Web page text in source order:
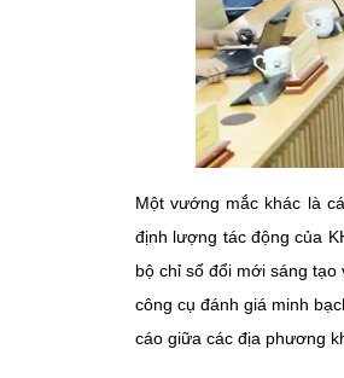
Một vướng mắc khác là
định lượng tác động của
bộ chỉ số đổi mới sáng
công cụ đánh giá minh
cáo giữa các địa phương